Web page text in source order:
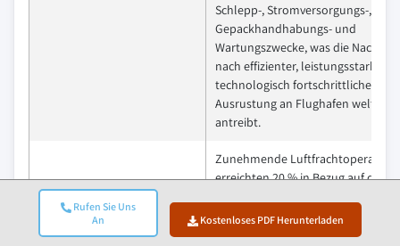
Rufen Sie Uns
An
Kostenloses PDF Herunterladen
Schlepp-, Stromversorgungs-,
Gepackhandhabungs- und
Wartungszwecke, was die
nach effizienter, leistungsstarker
technologisch fortschrittlicher
Ausrustung an Flughafen weltweit
antreibt.
Zunehmende
erreichten 20 % in Bezug auf das
Luftfrachtoperationen, getrieben
durch E-Commerce und